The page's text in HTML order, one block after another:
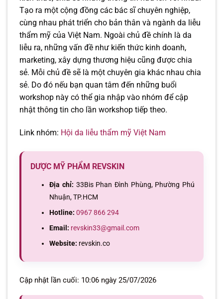
Tạo ra một cộng đồng các bác sĩ chuyên nghiệp,
cùng nhau phát triển cho bản thân và ngành da liễu
thẩm mỹ của Việt Nam. Ngoài chủ đề chính là da
liễu ra, những vấn đề như kiến thức kinh doanh,
marketing, xây dựng thương hiệu cũng được chia
sẻ. Mỗi chủ đề sẽ là một chuyên gia khác nhau chia
sẻ. Do đó nếu bạn quan tâm đến những buổi
workshop này có thể gia nhập vào nhóm để cập
nhật thông tin cho lần workshop tiếp theo.
Link nhóm: Hội da liễu thẩm mỹ Việt Nam
DƯỢC MỸ PHẨM REVSKIN
Địa chỉ: 33Bis Phan Đình Phùng, Phường Phú
Nhuận, TP.HCM
Hotline: 0967 866 294
Email: revskin33@gmail.com
Website: revskin.co
Cập nhật lần cuối: 10:06 ngày 25/07/2026